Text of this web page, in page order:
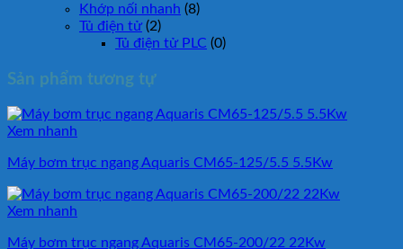
Khớp nối nhanh (8)
Tủ điện tử (2)
Tủ điện tử PLC (0)
Sản phẩm tương tự
Xem nhanh
Máy bơm trục ngang Aquaris CM65-125/5.5 5.5Kw
Xem nhanh
Máy bơm trục ngang Aquaris CM65-200/22 22Kw